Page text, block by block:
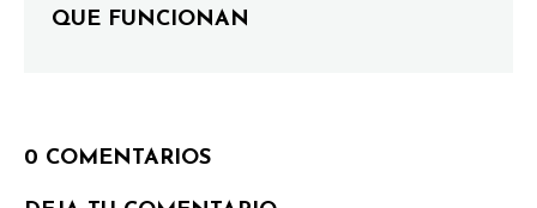
QUE FUNCIONAN
0 COMENTARIOS